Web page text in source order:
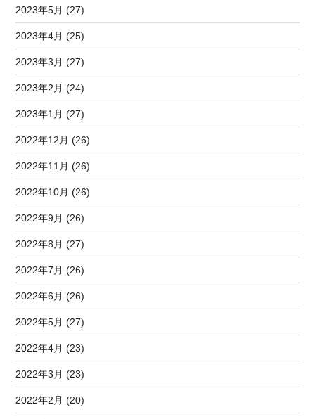
2023年5月 (27)
2023年4月 (25)
2023年3月 (27)
2023年2月 (24)
2023年1月 (27)
2022年12月 (26)
2022年11月 (26)
2022年10月 (26)
2022年9月 (26)
2022年8月 (27)
2022年7月 (26)
2022年6月 (26)
2022年5月 (27)
2022年4月 (23)
2022年3月 (23)
2022年2月 (20)